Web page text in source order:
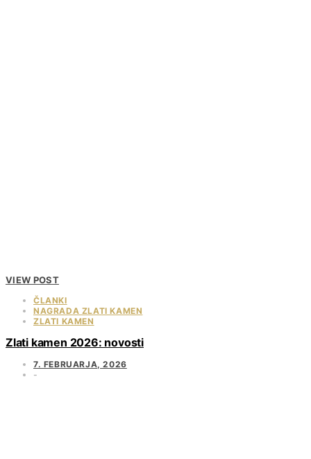
VIEW POST
ČLANKI
NAGRADA ZLATI KAMEN
ZLATI KAMEN
Zlati kamen 2026: novosti
7. FEBRUARJA, 2026